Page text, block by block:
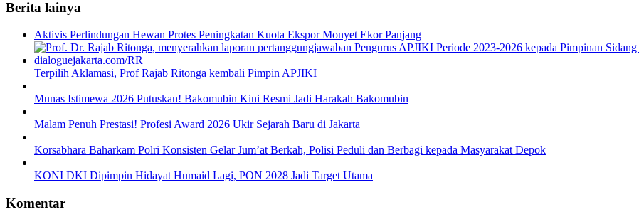
Berita lainya
Aktivis Perlindungan Hewan Protes Peningkatan Kuota Ekspor Monyet Ekor Panjang
Terpilih Aklamasi, Prof Rajab Ritonga kembali Pimpin APJIKI
Munas Istimewa 2026 Putuskan! Bakomubin Kini Resmi Jadi Harakah Bakomubin
Malam Penuh Prestasi! Profesi Award 2026 Ukir Sejarah Baru di Jakarta
Korsabhara Baharkam Polri Konsisten Gelar Jum’at Berkah, Polisi Peduli dan Berbagi kepada Masyarakat Depok
KONI DKI Dipimpin Hidayat Humaid Lagi, PON 2028 Jadi Target Utama
Komentar